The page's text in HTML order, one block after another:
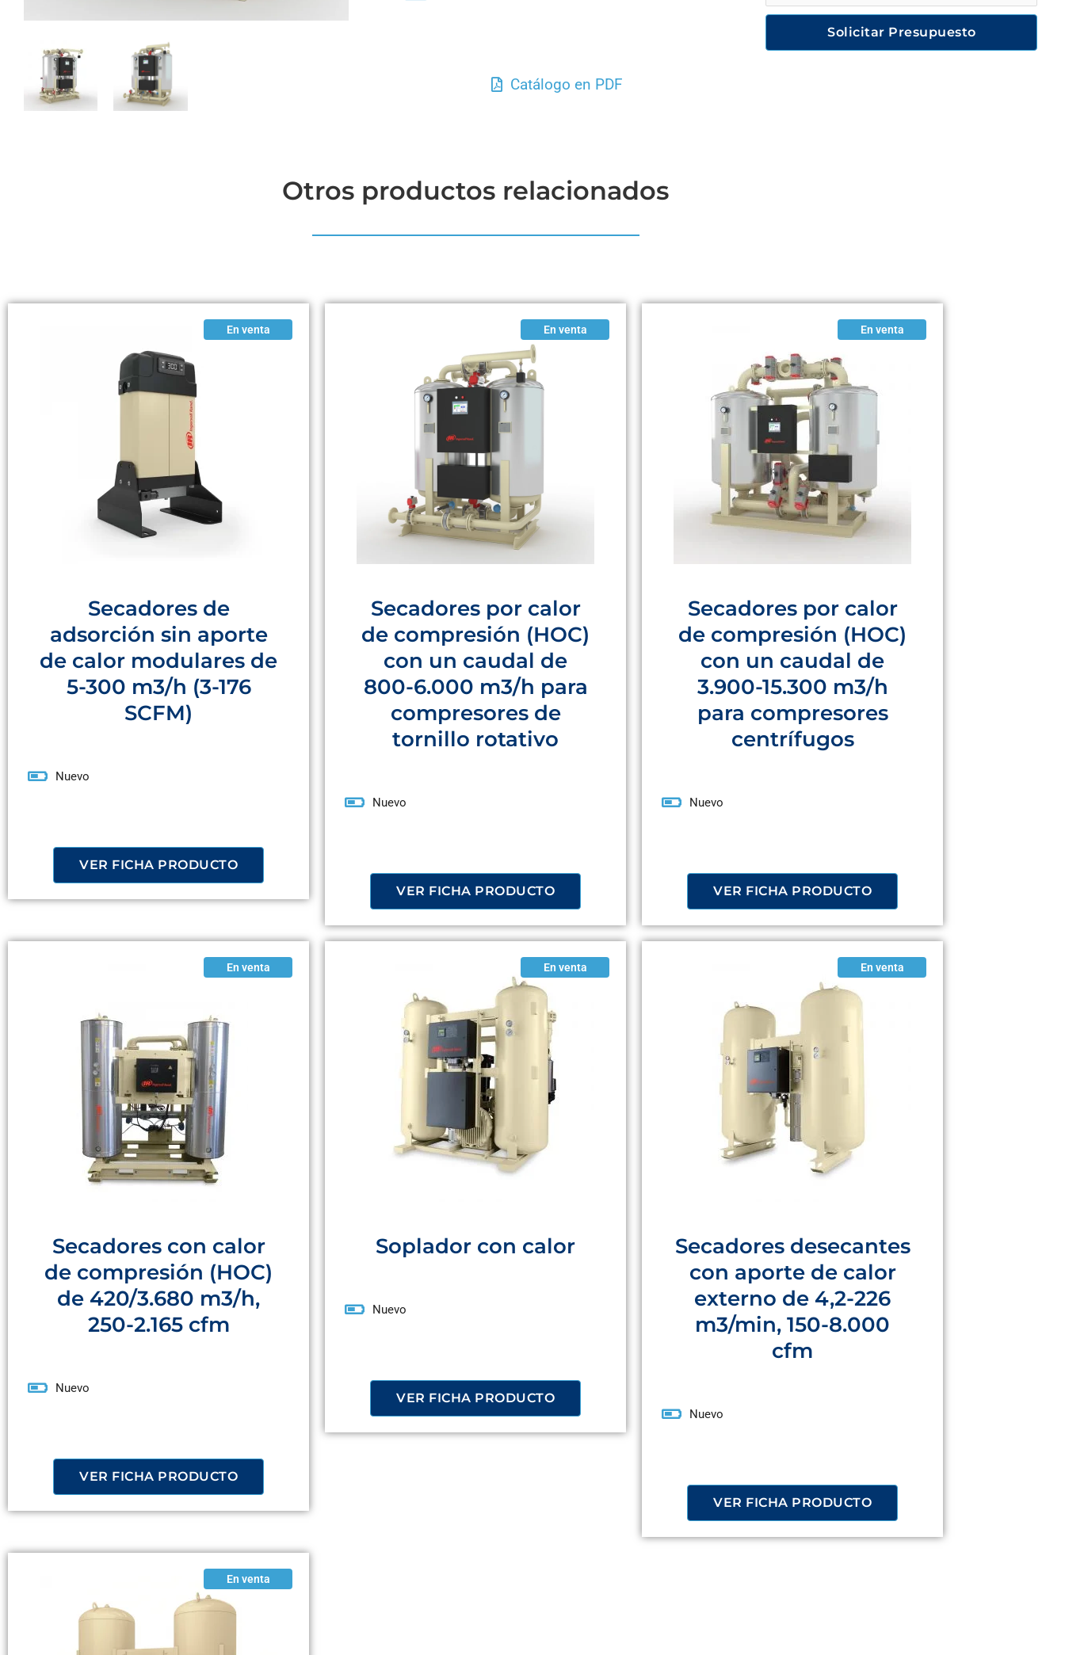
Catálogo en PDF
Solicitar Presupuesto
Otros productos relacionados
En venta
Secadores de
adsorción sin aporte
de calor modulares de
5-300 m3/h (3-176
SCFM)
Nuevo
VER FICHA PRODUCTO
En venta
Secadores por calor
de compresión (HOC)
con un caudal de
800-6.000 m3/h para
compresores de
tornillo rotativo
Nuevo
VER FICHA PRODUCTO
En venta
Secadores por calor
de compresión (HOC)
con un caudal de
3.900-15.300 m3/h
para compresores
centrífugos
Nuevo
VER FICHA PRODUCTO
En venta
Secadores con calor
de compresión (HOC)
de 420/3.680 m3/h,
250-2.165 cfm
Nuevo
VER FICHA PRODUCTO
En venta
Soplador con calor
Nuevo
VER FICHA PRODUCTO
En venta
Secadores desecantes
con aporte de calor
externo de 4,2-226
m3/min, 150-8.000
cfm
Nuevo
VER FICHA PRODUCTO
En venta